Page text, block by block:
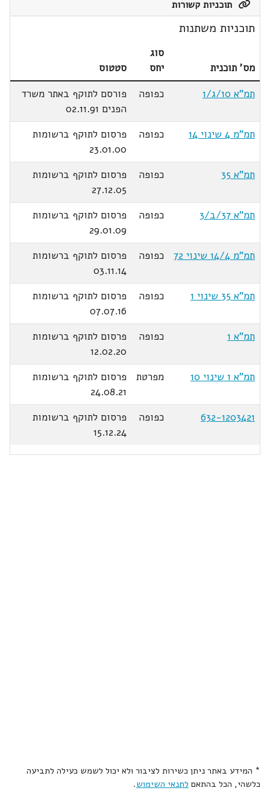
תוכניות קשורות
תוכניות משתנות
מס' תוכנית
סוג
יחס
סטטוס
תמ"א 10/ג/1
כפופה
פורסם לתוקף באתר משרד
הפנים 02.11.91
תמ"מ 4 שינוי 14
כפופה
פרסום לתוקף ברשומות
23.01.00
תמ"א 35
כפופה
פרסום לתוקף ברשומות
27.12.05
תמ"א 37/ב/3
כפופה
פרסום לתוקף ברשומות
29.01.09
תמ"מ 14/4 שינוי 72
כפופה
פרסום לתוקף ברשומות
03.11.14
תמ"א 35 שינוי 1
כפופה
פרסום לתוקף ברשומות
07.07.16
תמ"א 1
כפופה
פרסום לתוקף ברשומות
12.02.20
תמ"א 1 שינוי 10
מפרטת
פרסום לתוקף ברשומות
24.08.21
632-1203421
כפופה
פרסום לתוקף ברשומות
15.12.24
* המידע באתר ניתן כשירות לציבור ולא יכול לשמש כעילה לתביעה
כלשהי, הכל בהתאם לתנאי השימוש.